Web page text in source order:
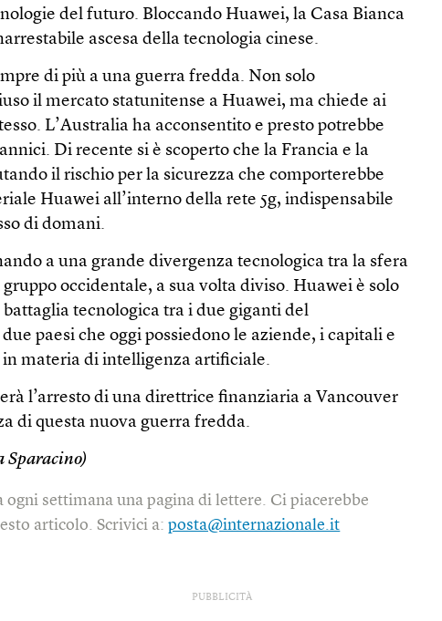
del futuro. Bloccando Huawei, la Casa Bianca
ascesa della tecnologia cinese.
di più a una guerra fredda. Non solo
il mercato statunitense a Huawei, ma chiede ai
L’Australia ha acconsentito e presto potrebbe
Di recente si è scoperto che la Francia e la
il rischio per la sicurezza che comporterebbe
Huawei all’interno della rete 5g, indispensabile
di domani.
a una grande divergenza tecnologica tra la sfera
occidentale, a sua volta diviso. Huawei è solo
tecnologica tra i due giganti del
paesi che oggi possiedono le aziende, i capitali e
materia di intelligenza artificiale.
l’arresto di una direttrice finanziaria a Vancouver
di questa nuova guerra fredda.
Sparacino)
settimana una pagina di lettere. Ci piacerebbe
articolo. Scrivici a:posta@internazionale.it
PUBBLICITÀ